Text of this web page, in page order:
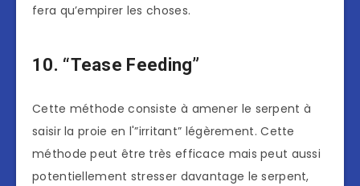
fera qu’empirer les choses.
10. “Tease Feeding”
Cette méthode consiste à amener le serpent à
saisir la proie en l'”irritant” légèrement. Cette
méthode peut être très efficace mais peut aussi
potentiellement stresser davantage le serpent,